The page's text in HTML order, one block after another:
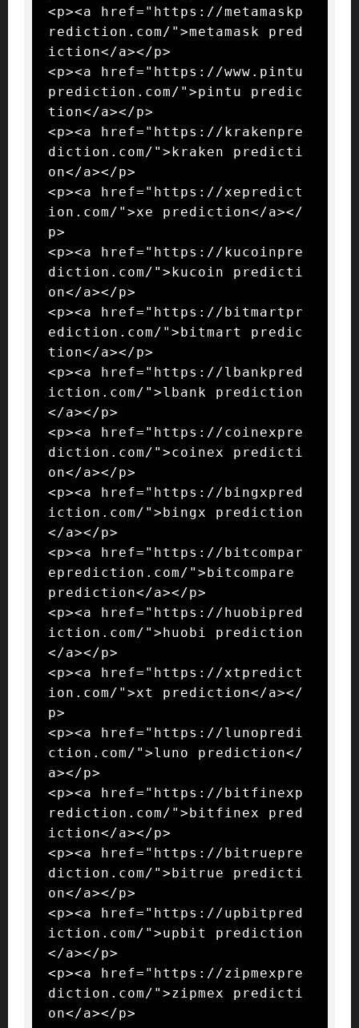
<p><a href="https://metamaskp
rediction.com/">metamask pred
iction</a></p>
<p><a href="https://www.pintu
prediction.com/">pintu predic
tion</a></p>
<p><a href="https://krakenpre
diction.com/">kraken predicti
on</a></p>
<p><a href="https://xepredict
ion.com/">xe prediction</a></
p>
<p><a href="https://kucoinpre
diction.com/">kucoin predicti
on</a></p>
<p><a href="https://bitmartpr
ediction.com/">bitmart predic
tion</a></p>
<p><a href="https://lbankpred
iction.com/">lbank prediction
</a></p>
<p><a href="https://coinexpre
diction.com/">coinex predicti
on</a></p>
<p><a href="https://bingxpred
iction.com/">bingx prediction
</a></p>
<p><a href="https://bitcompar
eprediction.com/">bitcompare
prediction</a></p>
<p><a href="https://huobipred
iction.com/">huobi prediction
</a></p>
<p><a href="https://xtpredict
ion.com/">xt prediction</a></
p>
<p><a href="https://lunopredi
ction.com/">luno prediction</
a></p>
<p><a href="https://bitfinexp
rediction.com/">bitfinex pred
iction</a></p>
<p><a href="https://bitruepre
diction.com/">bitrue predicti
on</a></p>
<p><a href="https://upbitpred
iction.com/">upbit prediction
</a></p>
<p><a href="https://zipmexpre
diction.com/">zipmex predicti
on</a></p>